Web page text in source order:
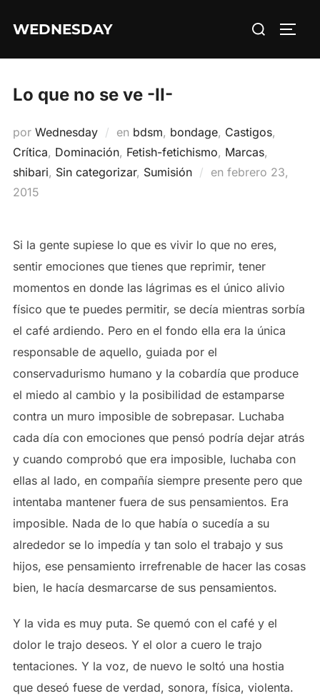
WEDNESDAY Buscar:
Lo que no se ve -II-
por Wednesday en bdsm, bondage, Castigos,
Crítica, Dominación, Fetish-fetichismo, Marcas,
shibari, Sin categorizar, Sumisión en Publicado
febrero 23,
2015
Si la gente supiese lo que es vivir lo que no eres,
sentir emociones que tienes que reprimir, tener
momentos en donde las lágrimas es el único alivio
físico que te puedes permitir, se decía mientras sorbía
el café ardiendo. Pero en el fondo ella era la única
responsable de aquello, guiada por el
conservadurismo humano y la cobardía que produce
el miedo al cambio y la posibilidad de estamparse
contra un muro imposible de sobrepasar. Luchaba
cada día con emociones que pensó podría dejar atrás
y cuando comprobó que era imposible, luchaba con
ellas al lado, en compañía siempre presente pero que
intentaba mantener fuera de sus pensamientos. Era
imposible. Nada de lo que había o sucedía a su
alrededor se lo impedía y tan solo el trabajo y sus
hijos, ese pensamiento irrefrenable de hacer las cosas
bien, le hacía desmarcarse de sus pensamientos.
Y la vida es muy puta. Se quemó con el café y el
dolor le trajo deseos. Y el olor a cuero le trajo
tentaciones. Y la voz, de nuevo le soltó una hostia
que deseó fuese de verdad, sonora, física, violenta.